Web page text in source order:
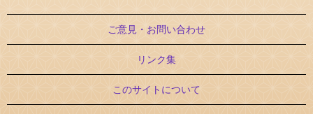
ご意見・お問い合わせ
リンク集
このサイトについて